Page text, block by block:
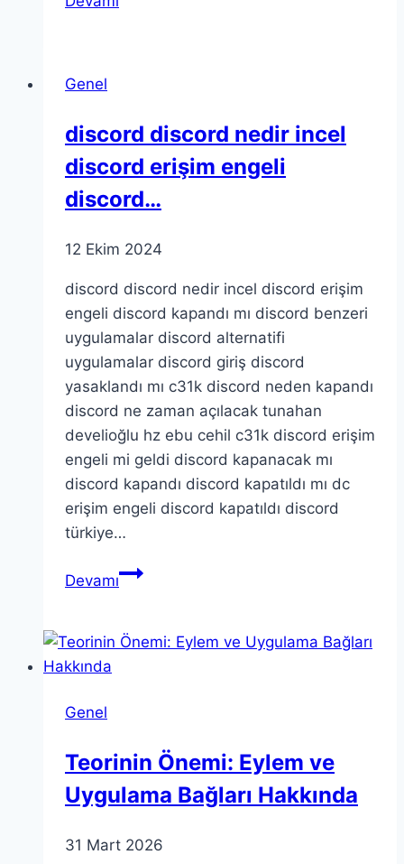
Genel
discord discord nedir incel
discord erişim engeli
discord…
12 Ekim 2024
discord discord nedir incel discord erişim
engeli discord kapandı mı discord benzeri
uygulamalar discord alternatifi
uygulamalar discord giriş discord
yasaklandı mı c31k discord neden kapandı
discord ne zaman açılacak tunahan
develioğlu hz ebu cehil c31k discord erişim
engeli mi geldi discord kapanacak mı
discord kapandı discord kapatıldı mı dc
erişim engeli discord kapatıldı discord
türkiye…
Devamıdiscord
incel
Genel
Teorinin Önemi: Eylem ve
Uygulama Bağları Hakkında
31 Mart 2026